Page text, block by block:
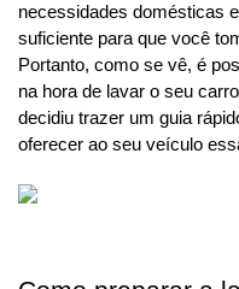
necessidades domésticas
suficiente para que você
Portanto, como se vê, é
na hora de lavar o seu
decidiu trazer um guia
oferecer ao seu veículo